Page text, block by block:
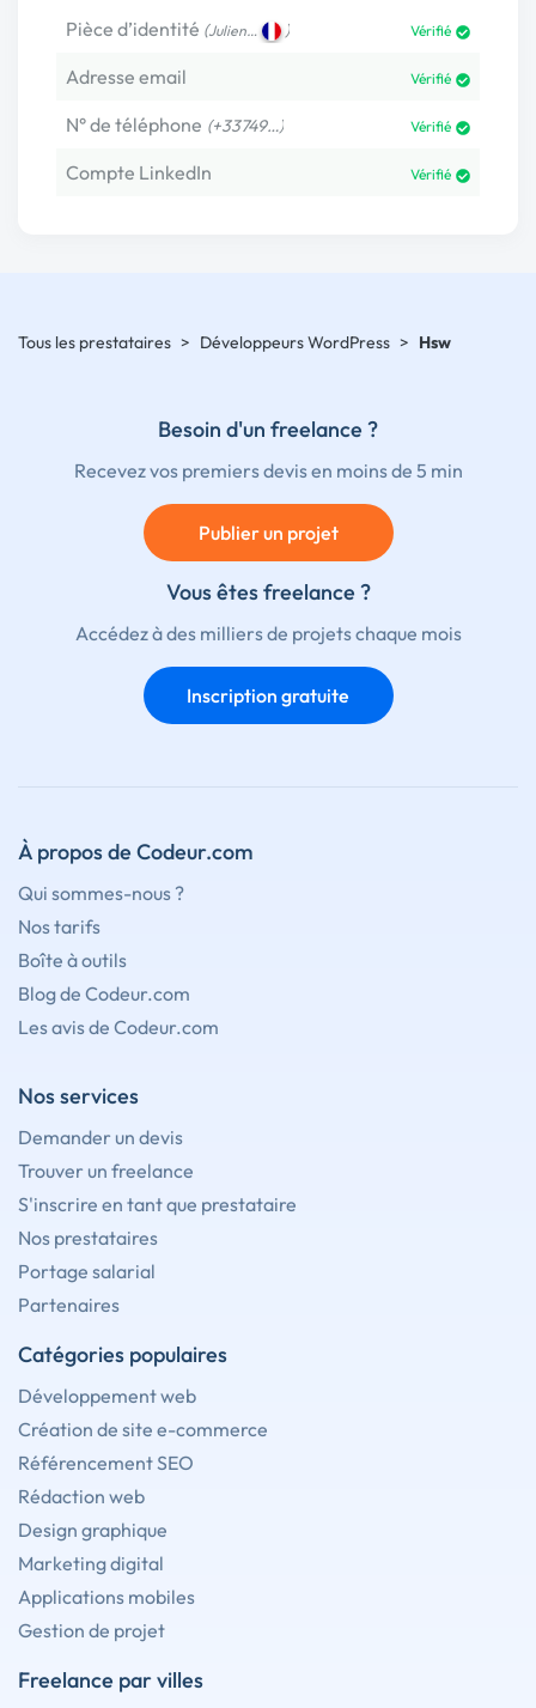
Pièce d’identité (Julien… ) Vérifié
Adresse email Vérifié
N° de téléphone (+33749…) Vérifié
Compte LinkedIn Vérifié
Tous les prestataires > Développeurs WordPress > Hsw
Besoin d'un freelance ?
Recevez vos premiers devis en moins de 5 min
Publier un projet
Vous êtes freelance ?
Accédez à des milliers de projets chaque mois
Inscription gratuite
À propos de Codeur.com
Qui sommes-nous ?
Nos tarifs
Boîte à outils
Blog de Codeur.com
Les avis de Codeur.com
Nos services
Demander un devis
Trouver un freelance
S'inscrire en tant que prestataire
Nos prestataires
Portage salarial
Partenaires
Catégories populaires
Développement web
Création de site e-commerce
Référencement SEO
Rédaction web
Design graphique
Marketing digital
Applications mobiles
Gestion de projet
Freelance par villes